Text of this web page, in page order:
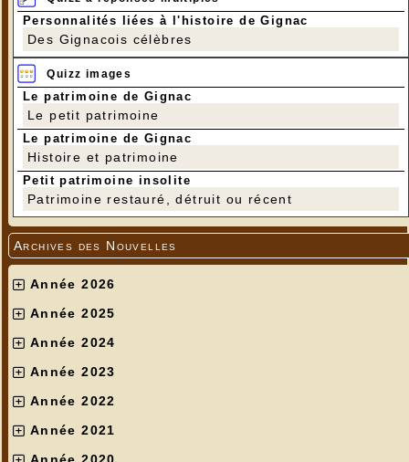
Personnalités liées à l'histoire de Gignac
Des Gignacois célèbres
Quizz images
Le patrimoine de Gignac
Le petit patrimoine
Le patrimoine de Gignac
Histoire et patrimoine
Petit patrimoine insolite
Patrimoine restauré, détruit ou récent
Archives des Nouvelles
Année 2026
Année 2025
Année 2024
Année 2023
Année 2022
Année 2021
Année 2020